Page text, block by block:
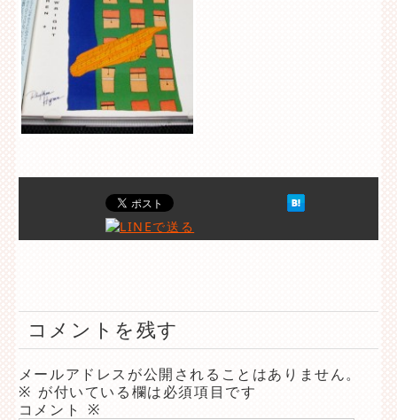
コメントを残す
メールアドレスが公開されることはありません。
※ が付いている欄は必須項目です
コメント ※